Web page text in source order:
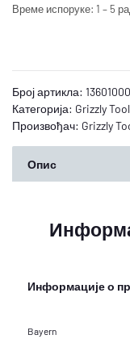
Време испоруке: 1 – 5
Број артикла: 13601000
Категорија: Grizzly
Произвођач: Grizzly
Опис
Информације о
Bayern